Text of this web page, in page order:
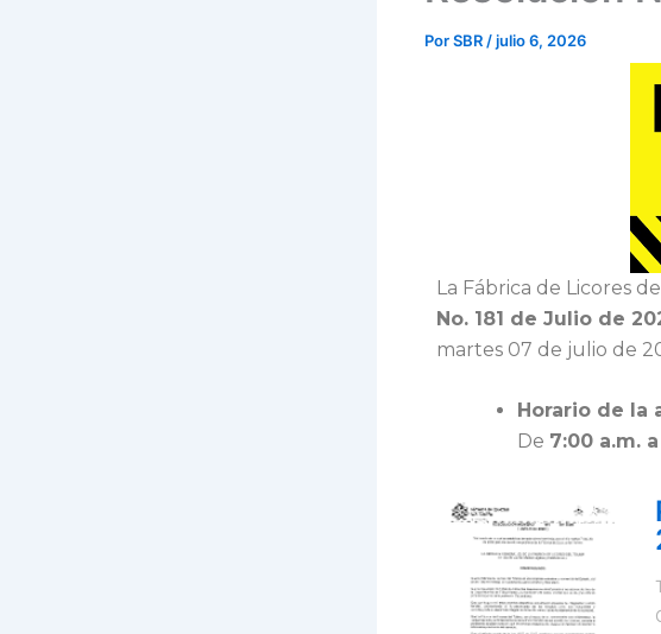
PorSBR /julio 6, 2026
La Fábrica de Licores
No. 181 de Julio de
martes 07 de julio de
Horario de la
De 7:00 a.m.